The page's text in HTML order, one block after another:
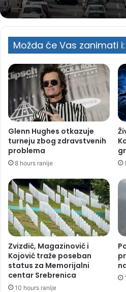
Možda će Vas zanimati i:
Glenn Hughes otkazuje
turneju zbog zdravstvenih
problema
8 hours ranije
Zvizdić, Magazinović i
Kojović traže poseban
status za Memorijalni
centar Srebrenica
10 hours ranije